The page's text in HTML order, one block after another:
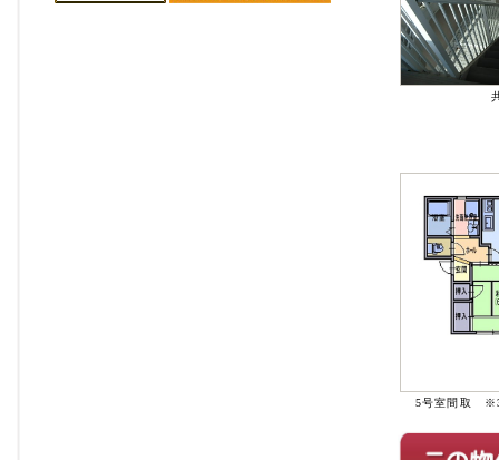
5号室間取